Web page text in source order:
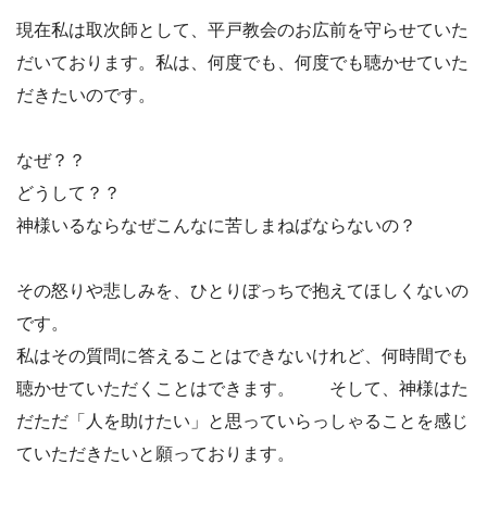
現在私は取次師として、平戸教会のお広前を守らせていた
だいております。私は、何度でも、何度でも聴かせていた
だきたいのです。
なぜ？？
どうして？？
神様いるならなぜこんなに苦しまねばならないの？
その怒りや悲しみを、ひとりぼっちで抱えてほしくないの
です。
私はその質問に答えることはできないけれど、何時間でも
聴かせていただくことはできます。 そして、神様はた
だただ「人を助けたい」と思っていらっしゃることを感じ
ていただきたいと願っております。